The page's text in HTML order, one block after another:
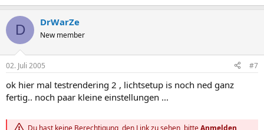
D DrWarZe
New member
02. Juli 2005 #7
ok hier mal testrendering 2 , lichtsetup is noch ned ganz
fertig.. noch paar kleine einstellungen ...
Du hast keine Berechtigung, den Link zu sehen, bitteAnmelden